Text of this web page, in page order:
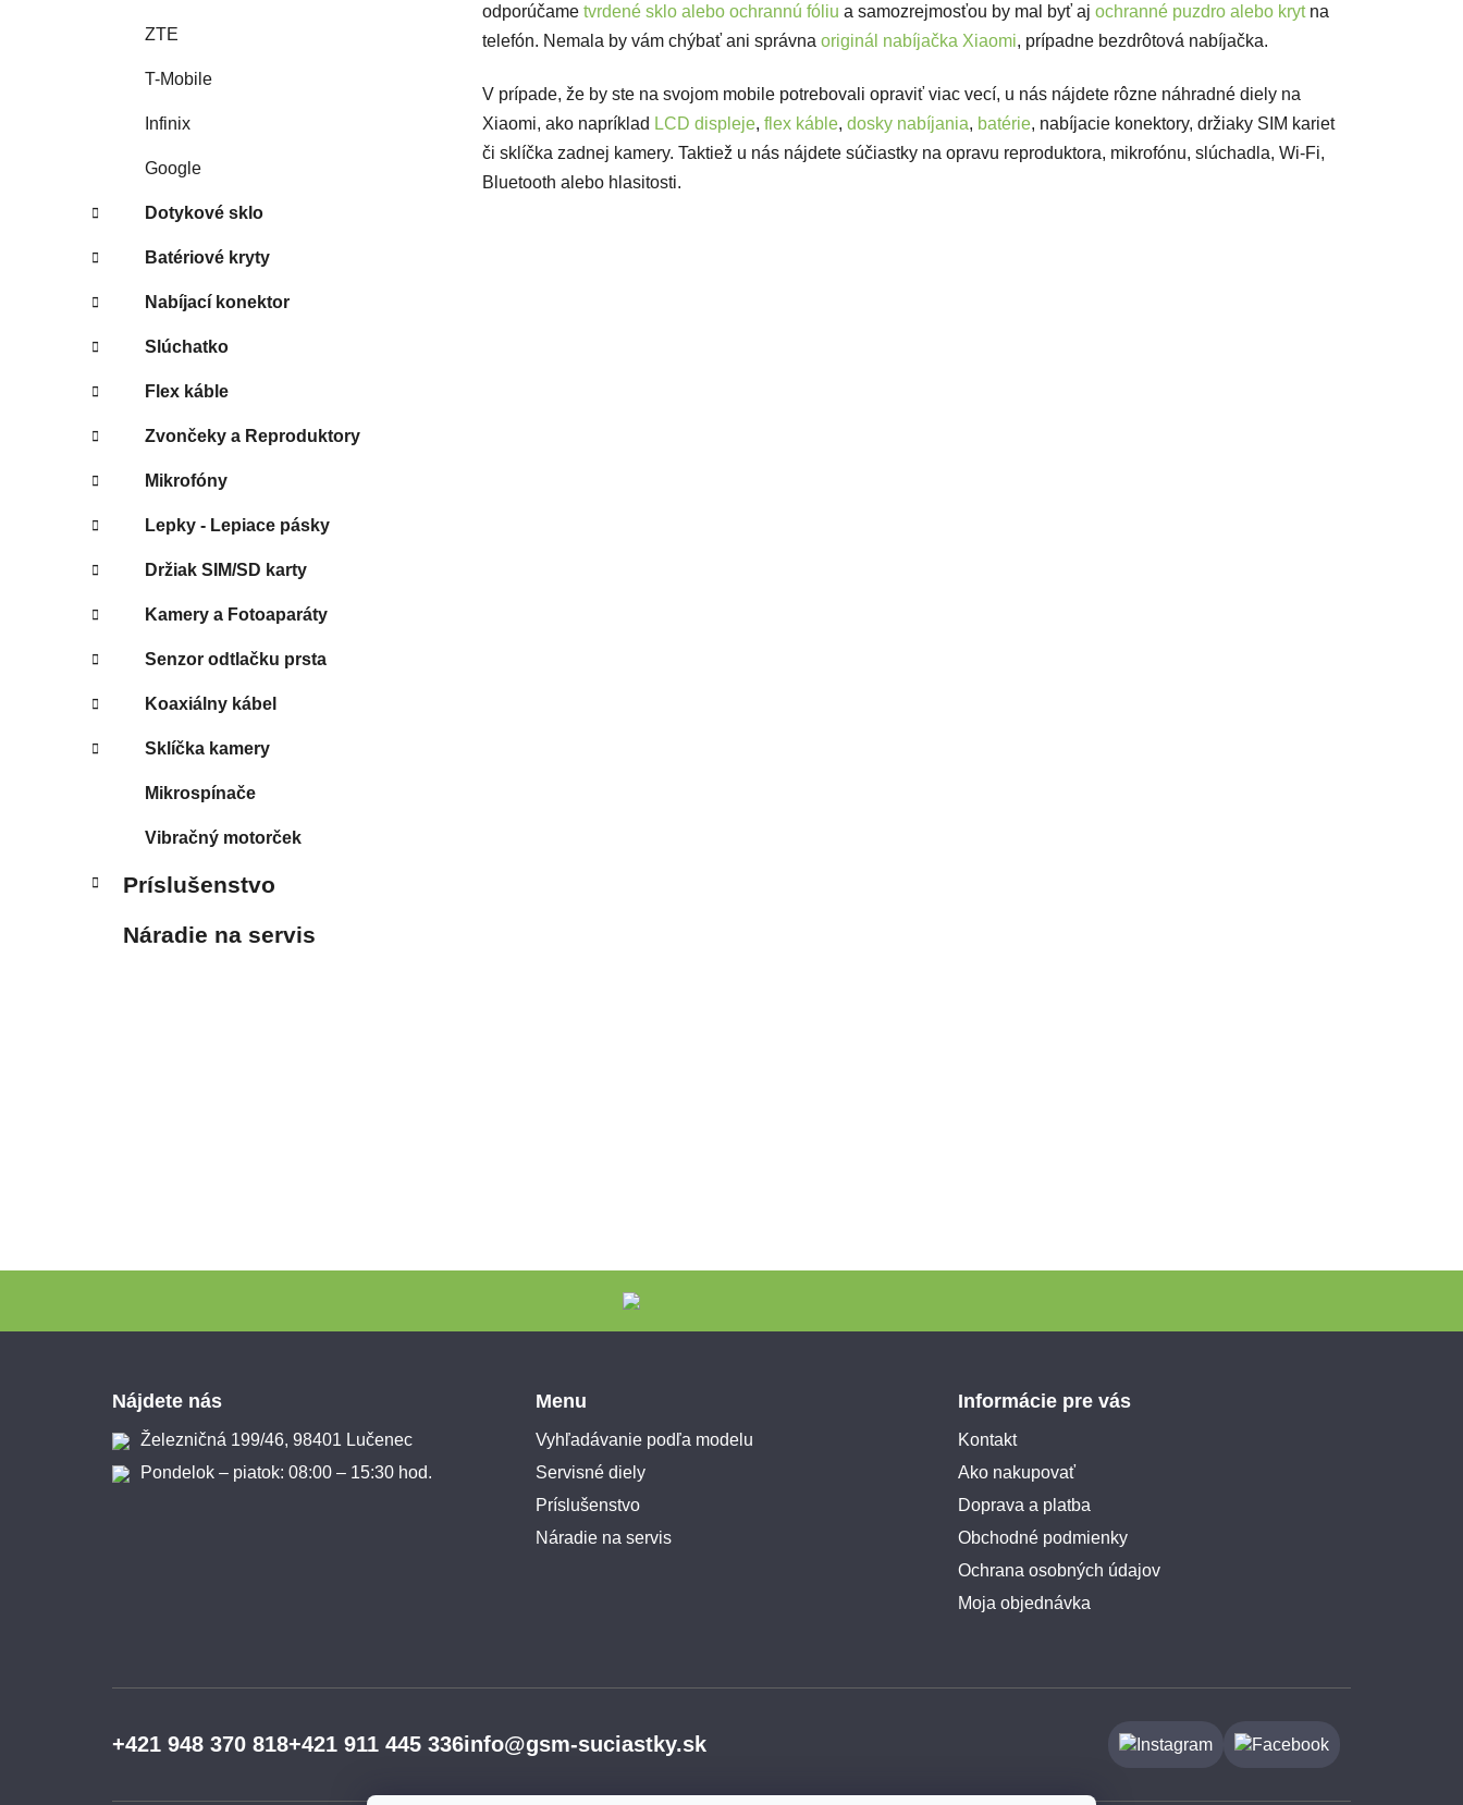
ZTE
T-Mobile
Infinix
Google
Dotykové sklo
Batériové kryty
Nabíjací konektor
Slúchatko
Flex káble
Zvončeky a Reproduktory
Mikrofóny
Lepky - Lepiace pásky
Držiak SIM/SD karty
Kamery a Fotoaparáty
Senzor odtlačku prsta
Koaxiálny kábel
Sklíčka kamery
Mikrospínače
Vibračný motorček
Príslušenstvo
Náradie na servis
odporúčame tvrdené sklo alebo ochrannú fóliu a samozrejmosťou by mal byť aj ochranné puzdro alebo krytna
telefón. Nemala by vám chýbať ani správna originál nabíjačka Xiaomi, prípadne bezdrôtová nabíjačka.
V prípade, že by ste na svojom mobile potrebovali opraviť viac vecí, u nás nájdete rôzne náhradné diely na
Xiaomi, ako napríklad LCD displeje, flex káble, dosky nabíjania, batérie, nabíjacie konektory, držiaky SIM kariet
či sklíčka zadnej kamery. Taktiež u nás nájdete súčiastky na opravu reproduktora, mikrofónu, slúchadla, Wi-Fi,
Bluetooth alebo hlasitosti.
Nájdete nás
Železničná 199/46, 98401 Lučenec
Pondelok – piatok: 08:00 – 15:30 hod.
Menu
Vyhľadávanie podľa modelu
Servisné diely
Príslušenstvo
Náradie na servis
Informácie pre vás
Kontakt
Ako nakupovať
Doprava a platba
Obchodné podmienky
Ochrana osobných údajov
Moja objednávka
+421 948 370 818+421 911 445 336info@gsm-suciastky.sk